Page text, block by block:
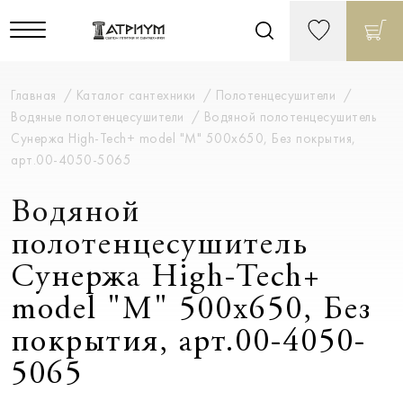
Главная Каталог сантехники
Полотенцесушители
Водяные полотенцесушители
Водяной полотенцесушитель
Сунержа High-Tech+ model "M" 500х650, Без покрытия,
арт.00-4050-5065
Водяной
полотенцесушитель
Сунержа High-Tech+
model "M" 500х650, Без
покрытия, арт.00-4050-
5065